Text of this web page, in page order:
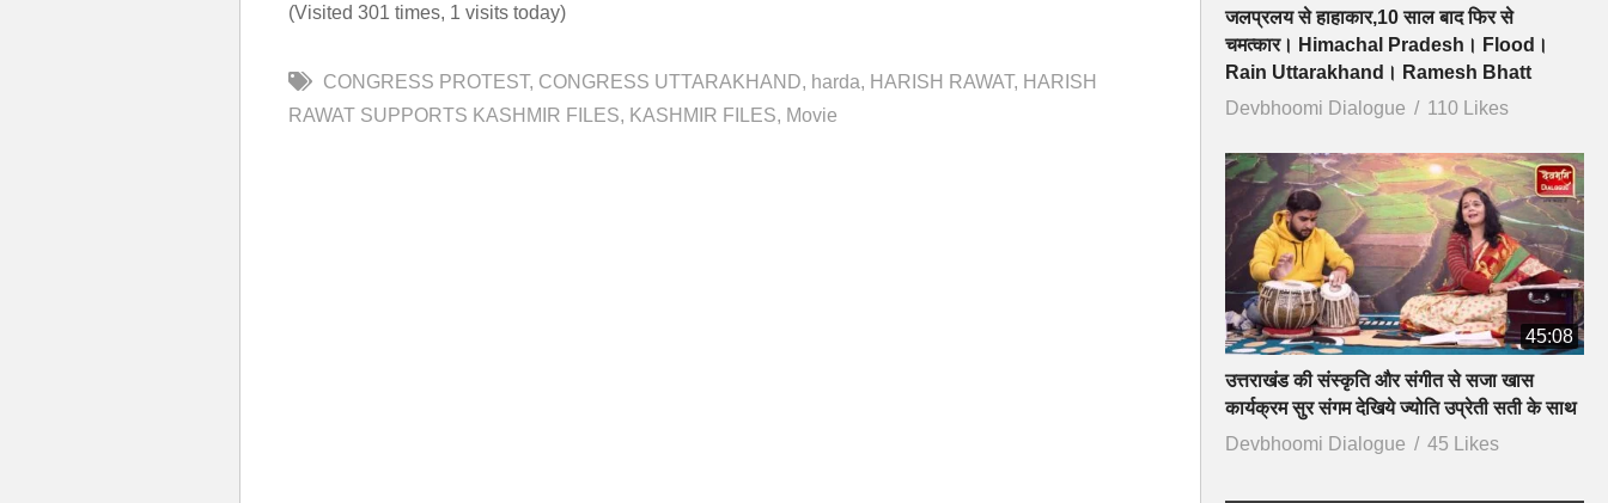
(Visited 301 times, 1 visits today)
CONGRESS PROTEST CONGRESS UTTARAKHAND harda HARISH RAWAT
HARISH
RAWAT SUPPORTS KASHMIR FILES
KASHMIR FILES Movie
जलप्रलय से हाहाकार,10 साल बाद फिर से
चमत्कार। Himachal Pradesh। Flood।
Rain Uttarakhand। Ramesh Bhatt
Devbhoomi Dialogue
110 Likes
45:08
उत्तराखंड की संस्कृति और संगीत से सजा खास
कार्यक्रम सुर संगम देखिये ज्योति उप्रेती सती के साथ
Devbhoomi Dialogue
45 Likes